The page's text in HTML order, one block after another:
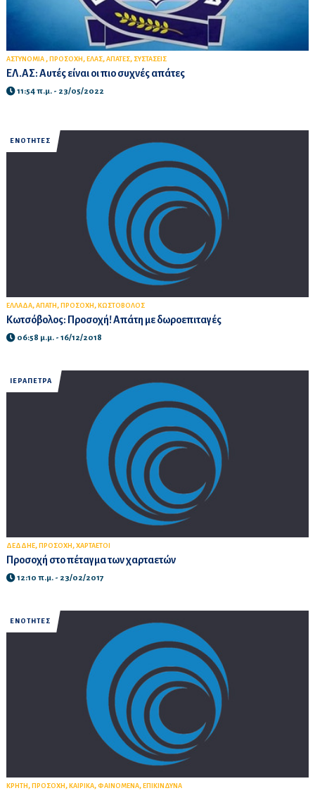
ΑΣΤΥΝΟΜΙΑ , ΠΡΟΣΟΧΗ , ΕΛΑΣ, ΑΠΑΤΕΣ, ΣΥΣΤΑΣΕΙΣ
ΕΛ.ΑΣ: Αυτές είναι οι πιο συχνές απάτες
11:54 π.μ. - 23/05/2022
ΕΝΟΤΗΤΕΣ
ΕΛΛΑΔΑ, ΑΠΑΤΗ , ΠΡΟΣΟΧΗ , ΚΩΣΤΟΒΟΛΟΣ
Κωτσόβολος: Προσοχή! Απάτη με δωροεπιταγές
06:58 μ.μ. - 16/12/2018
ΙΕΡΑΠΕΤΡΑ
ΔΕΔΔΗΕ, ΠΡΟΣΟΧΗ , ΧΑΡΤΑΕΤΟΙ
Προσοχή στο πέταγμα των χαρταετών
12:10 π.μ. - 23/02/2017
ΕΝΟΤΗΤΕΣ
ΚΡΗΤΗ , ΠΡΟΣΟΧΗ , ΚΑΙΡΙΚΑ, ΦΑΙΝΟΜΕΝΑ, ΕΠΙΚΙΝΔΥΝΑ